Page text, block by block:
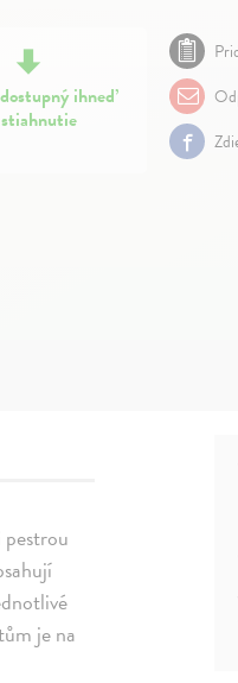
ihneď
je na